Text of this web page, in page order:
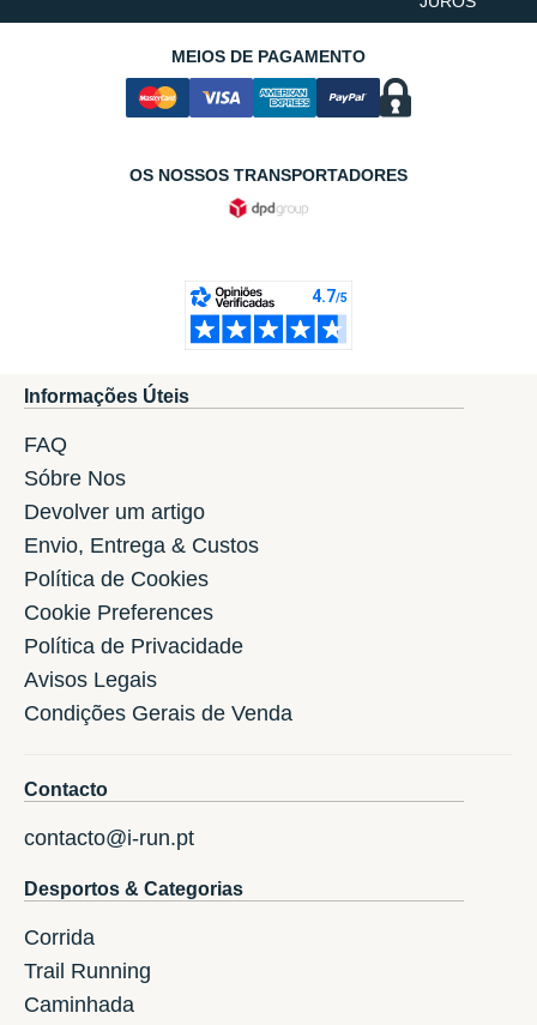
MEIOS DE PAGAMENTO
OS NOSSOS TRANSPORTADORES
Informações Úteis
FAQ
Sóbre Nos
Devolver um artigo
Envio, Entrega & Custos
Política de Cookies
Cookie Preferences
Política de Privacidade
Avisos Legais
Condições Gerais de Venda
Contacto
contacto@i-run.pt
Desportos & Categorias
Corrida
Trail Running
Caminhada